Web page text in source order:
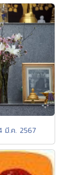
มี.ค. 2567